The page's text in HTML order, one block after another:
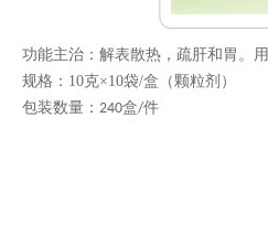
功能主治：解表散热，疏肝和胃。
规格： 10克×10袋/盒（颗粒剂）
包装数量： 240盒/件